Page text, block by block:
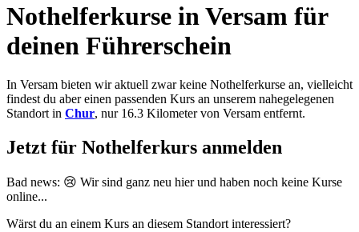
Nothelferkurse in Versam für
deinen Führerschein
In Versam bieten wir aktuell zwar keine Nothelferkurse an, vielleicht
findest du aber einen passenden Kurs an unserem nahegelegenen
Standort in Chur, nur 16.3 Kilometer von Versam entfernt.
Jetzt für Nothelferkurs anmelden
Bad news: 😢 Wir sind ganz neu hierund haben noch keine Kurse
online...
Wärst du an einem Kurs an diesem Standort interessiert?